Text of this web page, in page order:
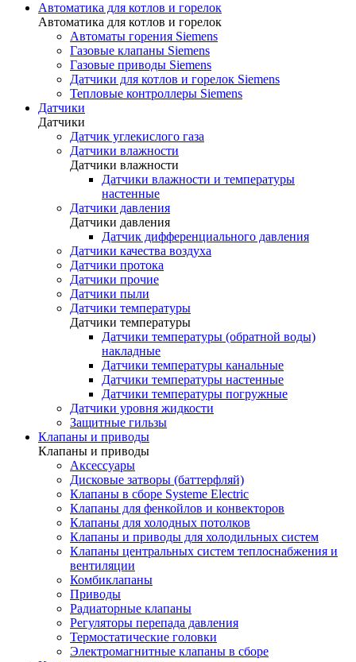
Автоматика для котлов и горелок
Автоматика для котлов и горелок
Автоматы горения Siemens
Газовые клапаны Siemens
Газовые приводы Siemens
Датчики для котлов и горелок Siemens
Тепловые контроллеры Siemens
Датчики
Датчики
Датчик углекислого газа
Датчики влажности
Датчики влажности
Датчики влажности и температуры
настенные
Датчики давления
Датчики давления
Датчик дифференциального давления
Датчики качества воздуха
Датчики протока
Датчики прочие
Датчики пыли
Датчики температуры
Датчики температуры
Датчики температуры (обратной воды)
накладные
Датчики температуры канальные
Датчики температуры настенные
Датчики температуры погружные
Датчики уровня жидкости
Защитные гильзы
Клапаны и приводы
Клапаны и приводы
Аксессуары
Дисковые затворы (баттерфляй)
Клапаны в сборе Systeme Electric
Клапаны для фенкойлов и конвекторов
Клапаны для холодных потолков
Клапаны и приводы для холодильных систем
Клапаны центральных систем теплоснабжения и
вентиляции
Комбиклапаны
Приводы
Радиаторные клапаны
Регуляторы перепада давления
Термостатические головки
Электромагнитные клапаны в сборе